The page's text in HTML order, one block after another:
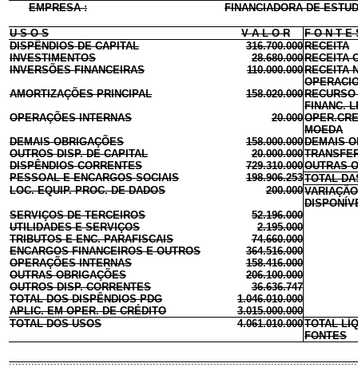
EMPRESA :
FINANCIADORA DE
U S O S V A L O R
F O N T E
DISPÊNDIOS DE CAPITAL
316.700.000RECEITA
INVESTIMENTOS
28.680.000RECEITA
INVERSÕES FINANCEIRAS
110.000.000RECEITA
AMORTIZAÇÕES PRINCIPAL
158.020.000
FINANC.
OPERAÇÕES INTERNAS
20.000
MOEDA
DEMAIS OBRIGAÇÕES
158.000.000DEMAIS
OUTROS DISP. DE CAPITAL
20.000.000
DISPÊNDIOS CORRENTES
729.310.000OUTRAS
PESSOAL E ENCARGOS SOCIAIS
198.906.253TOTAL
LOC. EQUIP. PROC. DE DADOS
200.000
SERVIÇOS DE TERCEIROS
52.196.000
UTILIDADES E SERVIÇOS
2.195.000
TRIBUTOS E ENC. PARAFISCAIS
74.660.000
ENCARGOS FINANCEIROS E OUTROS
364.516.000
OPERAÇÕES INTERNAS
158.416.000
OUTRAS OBRIGAÇÕES
206.100.000
OUTROS DISP. CORRENTES
36.636.747
TOTAL DOS DISPÊNDIOS PDG
1.046.010.000
APLIC. EM OPER. DE CRÉDITO
3.015.000.000
TOTAL DOS USOS
4.061.010.000TOTAL
FONTES